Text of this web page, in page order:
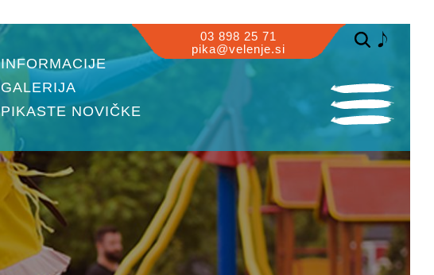
03 898 25 71
pika@velenje.si
INFORMACIJE
GALERIJA
PIKASTE NOVIČKE